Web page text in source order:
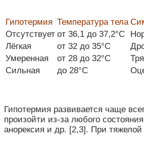
Гипотермия Температура тела
Отсутствует от 36,1 до 37,2°C
Лёгкая
от 32 до 35°C
Умеренная
от 28 до 32°C
Сильная
до 28°C
Гипотермия развивается чаще
произойти из-за любого
анорексия и др. [2,3]. При тяжелой